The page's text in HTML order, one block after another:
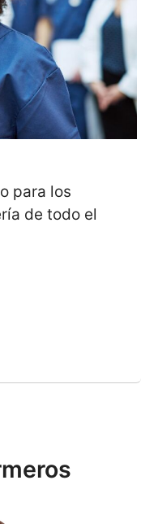
para los
de todo el